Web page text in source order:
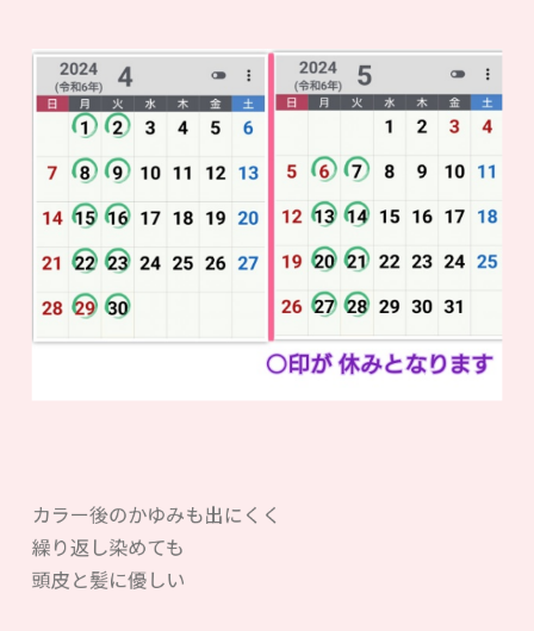
カラー後のかゆみも出にくく
繰り返し染めても
頭皮と髪に優しい